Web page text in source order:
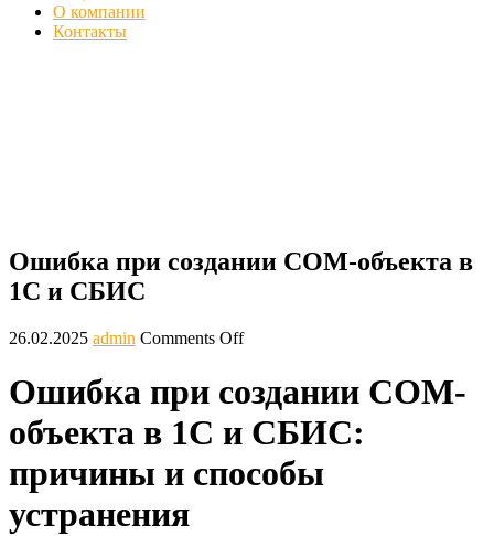
О компании
Контакты
Ошибка при создании COM-объекта в
1С и СБИС
26.02.2025 admin Comments Off
Ошибка при создании COM-
объекта в 1С и СБИС:
причины и способы
устранения